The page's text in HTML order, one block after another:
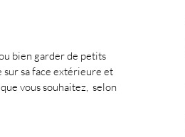
bien garder de petits
sur sa face extérieure et
vous souhaitez,  selon